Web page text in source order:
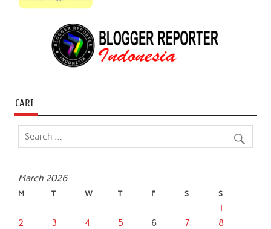
CARI
March 2026
M T W T F S S
1
2
3 4 5 6 7
8